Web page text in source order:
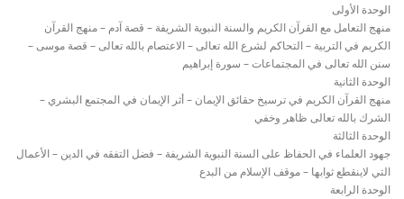
الوحدة الأولى
منهج التعامل مع القرآن الكريم والسنة النبوية الشريفة – قصة آدم – منهج القرآن
الكريم في التربية – التحاكم لشرع الله تعالى – الاعتصام بالله تعالى – قصة موسى –
سنن الله تعالى في المجتماعات – سورة إبراهيم
الوحدة الثانية
منهج القرآن الكريم في ترسيخ حقائق الإيمان – أثر الإيمان في المجتمع البشري –
الشرك بالله تعالى ظاهر وخفي
الوحدة الثالثة
جهود العلماء في الحفاظ على السنة النبوية الشريفة – فضل التفقه في الدين – الأعمال
التي لاينقطع ثوابها – موقف الإسلام من البدع
الوحدة الرابعة